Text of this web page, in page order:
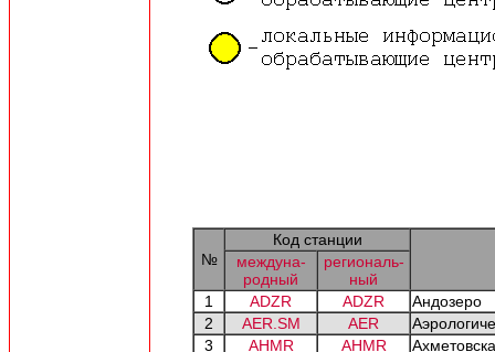
№
Код станции
междуна-
родный
региональ-
ный
1
ADZR ADZR
Андозеро
2
AER.SM AER
3
AHMR AHMR